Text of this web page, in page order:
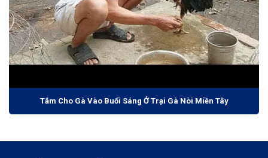
Tắm Cho Gà Vào Buổi Sáng Ở Trại Gà Nòi Miền Tây